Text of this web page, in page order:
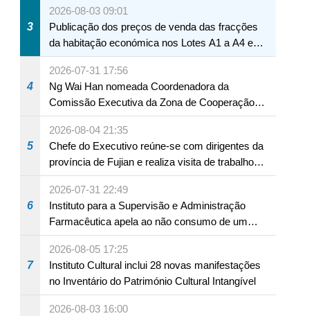
3
2026-08-03 09:01
Publicação dos preços de venda das fracções
da habitação económica nos Lotes A1 a A4 e
A12 da Zona A dos Novos Aterros
4
2026-07-31 17:56
Ng Wai Han nomeada Coordenadora da
Comissão Executiva da Zona de Cooperação
Aprofundada entre Guangdong e Macau em
Hengqin
5
2026-08-04 21:35
Chefe do Executivo reúne-se com dirigentes da
província de Fujian e realiza visita de trabalho
em Fuzhou
6
2026-07-31 22:49
Instituto para a Supervisão e Administração
Farmacêutica apela ao não consumo de um
produto com substâncias medicamentosas
ocidentais
7
2026-08-05 17:25
Instituto Cultural inclui 28 novas manifestações
no Inventário do Património Cultural Intangível
2026-08-03 16:00